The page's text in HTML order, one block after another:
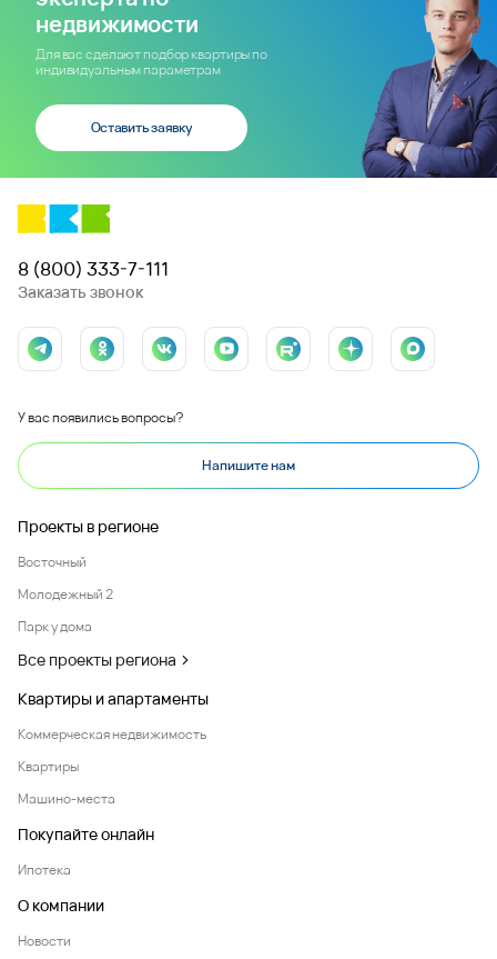
недвижимости
Для вас сделают подбор квартиры по
индивидуальным параметрам
Оставить заявку
8 (800) 333-7-111
Заказать звонок
У вас появились вопросы?
Напишите нам
Проекты в регионе
Восточный
Молодежный 2
Парк у дома
Все проекты региона
Квартиры и апартаменты
Коммерческая недвижимость
Квартиры
Машино-места
Покупайте онлайн
Ипотека
О компании
Новости